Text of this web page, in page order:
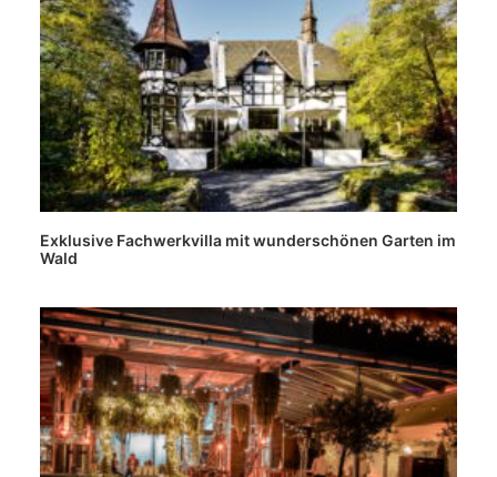
Exklusive Fachwerkvilla mit wunderschönen Garten im
Wald